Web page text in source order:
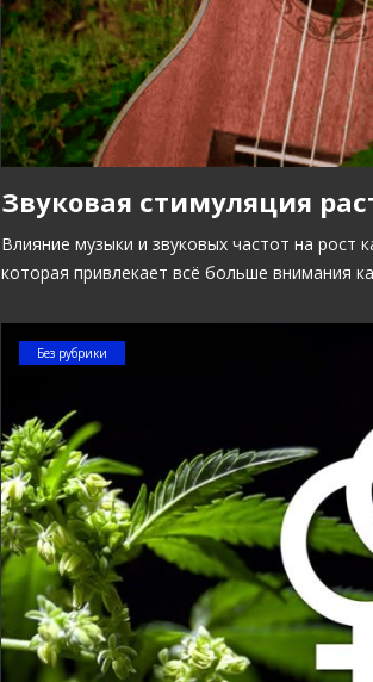
Звуковая стимуляция
Влияние музыки и звуковых частот на рост
которая привлекает всё больше внимания
Без рубрики